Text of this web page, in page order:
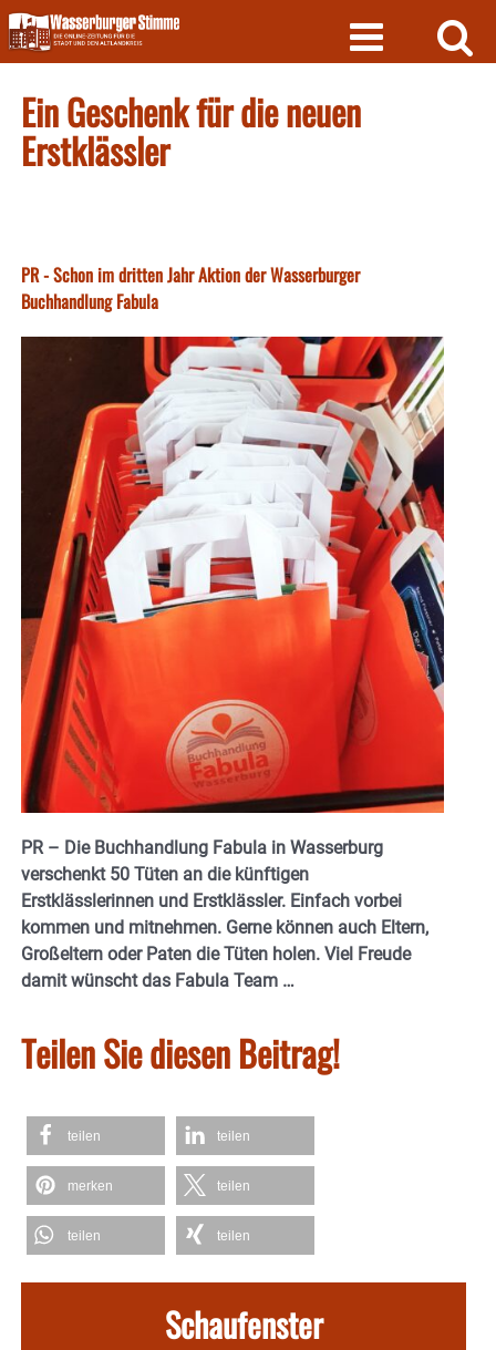
Skip
to
content
Ein Geschenk für die neuen
Erstklässler
PR - Schon im dritten Jahr Aktion der Wasserburger
Buchhandlung Fabula
PR – Die Buchhandlung Fabula in Wasserburg
verschenkt 50 Tüten an die künftigen
Erstklässlerinnen und Erstklässler. Einfach vorbei
kommen und mitnehmen. Gerne können auch Eltern,
Großeltern oder Paten die Tüten holen. Viel Freude
damit wünscht das Fabula Team …
Teilen Sie diesen Beitrag!
teilen teilen
merken teilen
teilen teilen
Schaufenster